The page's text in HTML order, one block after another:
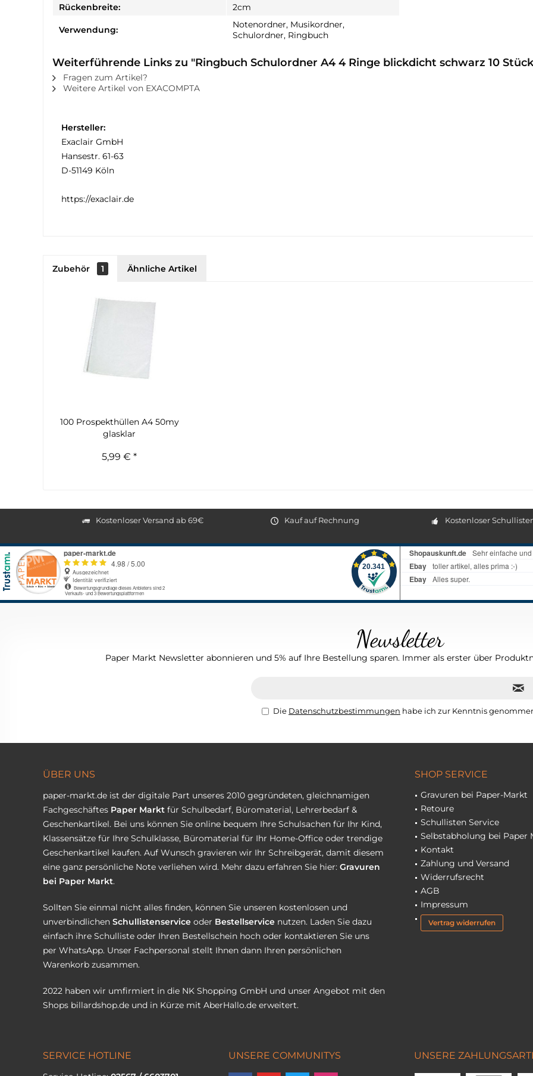
Rückenbreite:
2cm
Verwendung:
Notenordner, Musikordner,
Schulordner, Ringbuch
Weiterführende Links zu "Ringbuch Schulordner A4 4 Ringe blickdicht schwarz 10
Fragen zum Artikel?
Weitere Artikel von EXACOMPTA
Hersteller:
Exaclair GmbH
Hansestr. 61-63
D-51149 Köln
https://exaclair.de
Zubehör 1 Ähnliche Artikel
100 Prospekthüllen A4 50my
glasklar
5,99 € *
Kostenloser Versand ab 69€ Kauf auf Rechnung Kostenloser
Newsletter
Paper Markt Newsletter abonnieren und 5% auf Ihre Bestellung sparen. Immer als erster über
Die Datenschutzbestimmungen habe ich zur Kenntnis
ÜBER UNS
paper-markt.de ist der digitale Part unseres 2010 gegründeten, gleichnamigen
Fachgeschäftes Paper Markt für Schulbedarf, Büromaterial, Lehrerbedarf &
Geschenkartikel. Bei uns können Sie online bequem Ihre Schulsachen für Ihr Kind,
Klassensätze für Ihre Schulklasse, Büromaterial für Ihr Home-Office oder trendige
Geschenkartikel kaufen. Auf Wunsch gravieren wir Ihr Schreibgerät, damit diesem
eine ganz persönliche Note verliehen wird. Mehr dazu erfahren Sie hier: Gravuren
bei Paper Markt.
Sollten Sie einmal nicht alles finden, können Sie unseren kostenlosen und
unverbindlichen Schullistenservice oder Bestellservice nutzen. Laden Sie dazu
einfach ihre Schulliste oder Ihren Bestellschein hoch oder kontaktieren Sie uns
per WhatsApp. Unser Fachpersonal stellt Ihnen dann Ihren persönlichen
Warenkorb zusammen.
2022 haben wir umfirmiert in die NK Shopping GmbH und unser Angebot mit den
Shops billardshop.de und in Kürze mit AberHallo.de erweitert.
SHOP SERVICE
Gravuren bei Paper-Markt
Retoure
Schullisten Service
Selbstabholung bei Paper
Kontakt
Zahlung und Versand
Widerrufsrecht
AGB
Impressum
Vertrag widerrufen
SERVICE HOTLINE UNSERE COMMUNITYS UNSERE